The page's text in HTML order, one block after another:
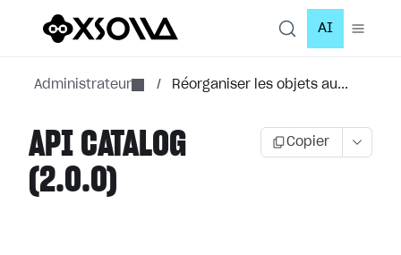
AI
Administrateur / Réorganiser les objets au...
API CATALOG
(2.0.0)
Copier